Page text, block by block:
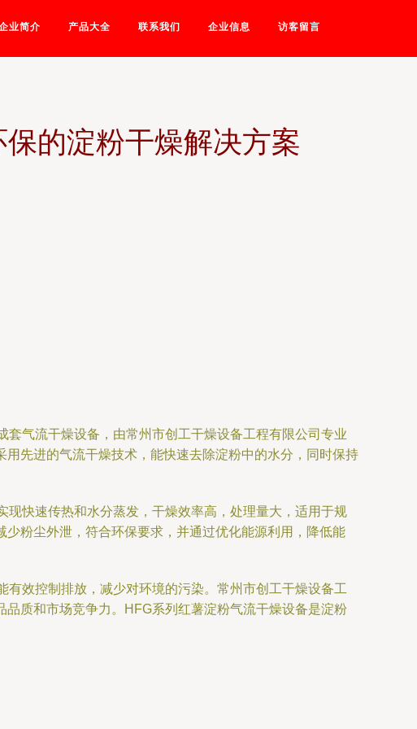
业简介 产品大全 联系我们 企业信息 访客留言
的淀粉干燥解决方案
气流干燥设备，由常州市创工干燥设备工程有限公司专业
先进的气流干燥技术，能快速去除淀粉中的水分，同时保持
快速传热和水分蒸发，干燥效率高，处理量大，适用于规
粉尘外泄，符合环保要求，并通过优化能源利用，降低能
效控制排放，减少对环境的污染。常州市创工干燥设备工
质和市场竞争力。HFG系列红薯淀粉气流干燥设备是淀粉